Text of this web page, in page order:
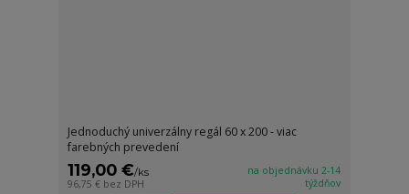
Jednoduchý univerzálny regál 60 x 200 - viac
farebných prevedení
119,00 €/ks
96,75 € bez DPH
na objednávku 2-14
týždňov